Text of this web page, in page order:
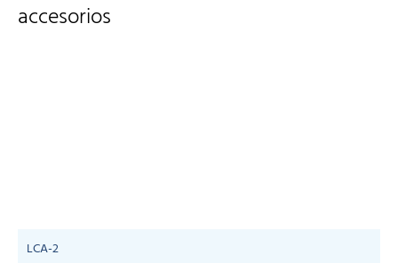
accesorios
LCA-2